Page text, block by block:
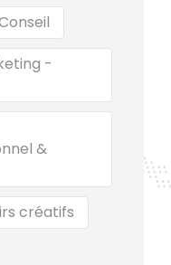
-
&
créatifs